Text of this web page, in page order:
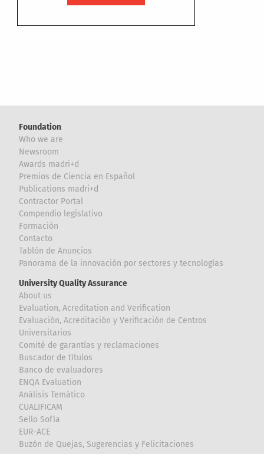
Foundation
Who we are
Newsroom
Awards madri+d
Premios de Ciencia en Español
Publications madri+d
Contractor Portal
Compendio legislativo
Formación
Contacto
Tablón de Anuncios
Panorama de la innovación por sectores y tecnologías
University Quality Assurance
About us
Evaluation, Acreditation and Verification
Evaluación, Acreditación y Verificación de Centros
Universitarios
Comité de garantías y reclamaciones
Buscador de títulos
Banco de evaluadores
ENQA Evaluation
Análisis Temático
CUALIFICAM
Sello Sofía
EUR-ACE
Buzón de Quejas, Sugerencias y Felicitaciones